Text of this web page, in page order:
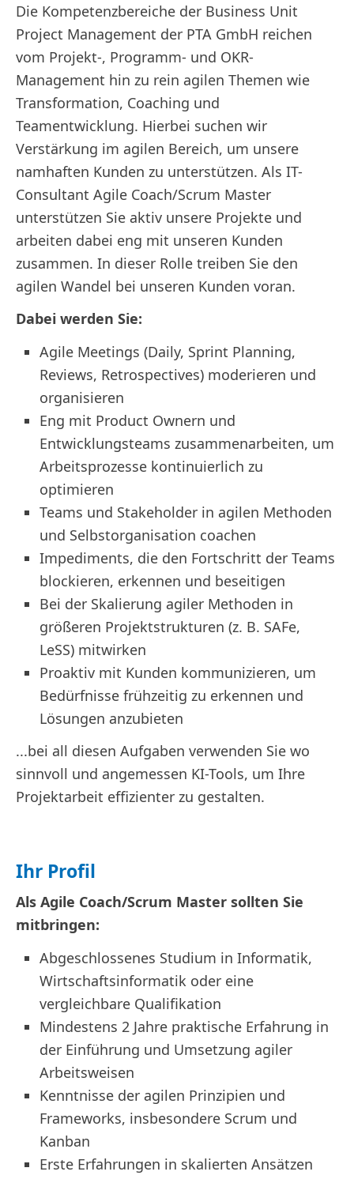
Die Kompetenzbereiche der Business Unit
Project Management der PTA GmbH reichen
vom Projekt-, Programm- und OKR-
Management hin zu rein agilen Themen wie
Transformation, Coaching und
Teamentwicklung. Hierbei suchen wir
Verstärkung im agilen Bereich, um unsere
namhaften Kunden zu unterstützen. Als IT-
Consultant Agile Coach/Scrum Master
unterstützen Sie aktiv unsere Projekte und
arbeiten dabei eng mit unseren Kunden
zusammen. In dieser Rolle treiben Sie den
agilen Wandel bei unseren Kunden voran.
Dabei werden Sie:
Agile Meetings (Daily, Sprint Planning,
Reviews, Retrospectives) moderieren und
organisieren
Eng mit Product Ownern und
Entwicklungsteams zusammenarbeiten, um
Arbeitsprozesse kontinuierlich zu
optimieren
Teams und Stakeholder in agilen Methoden
und Selbstorganisation coachen
Impediments, die den Fortschritt der Teams
blockieren, erkennen und beseitigen
Bei der Skalierung agiler Methoden in
größeren Projektstrukturen (z. B. SAFe,
LeSS) mitwirken
Proaktiv mit Kunden kommunizieren, um
Bedürfnisse frühzeitig zu erkennen und
Lösungen anzubieten
...bei all diesen Aufgaben verwenden Sie wo
sinnvoll und angemessen KI-Tools, um Ihre
Projektarbeit effizienter zu gestalten.
Ihr Profil
Als Agile Coach/Scrum Master sollten Sie
mitbringen:
Abgeschlossenes Studium in Informatik,
Wirtschaftsinformatik oder eine
vergleichbare Qualifikation
Mindestens 2 Jahre praktische Erfahrung in
der Einführung und Umsetzung agiler
Arbeitsweisen
Kenntnisse der agilen Prinzipien und
Frameworks, insbesondere Scrum und
Kanban
Erste Erfahrungen in skalierten Ansätzen